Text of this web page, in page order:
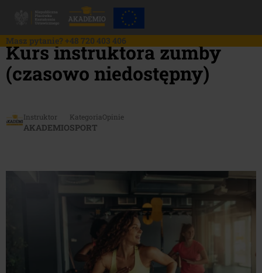
Masz pytanie? +48 720 403 406
Kurs instruktora zumby
(czasowo niedostępny)
Instruktor
AKADEMIO
Kategoria
SPORT
Opinie